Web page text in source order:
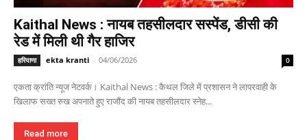
Kaithal News : नायब तहसीलदार सस्पेंड, डीसी की
रेड में मिली थी गैर हाजिर
हरियाणा ekta kranti - 04/06/2026 0
एकता क्रांति न्यूज नेटवर्क। Kaithal News : कैथल जिले में प्रशासन ने लापरवाही के
खिलाफ सख्त रुख अपनाते हुए राजौंद की नायब तहसीलदार स्नेह...
Read more